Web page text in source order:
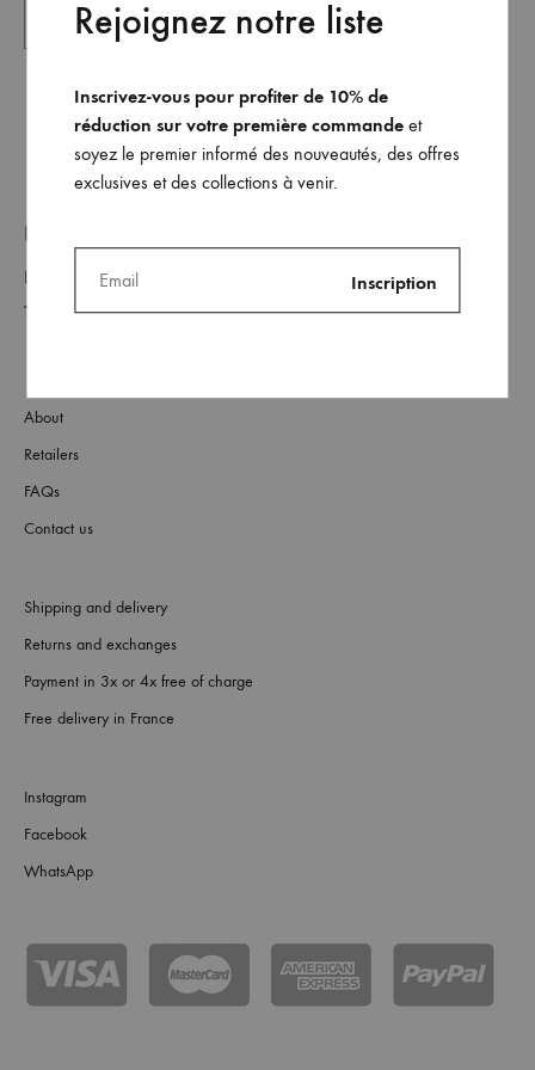
GET ON THE LIST _
About
Retailers
FAQs
Contact us
Shipping and delivery
Returns and exchanges
Payment in 3x or 4x free of charge
Free delivery in France
Instagram
Facebook
WhatsApp
Rejoignez notre liste
Inscrivez-vous pour profiter de 10% de
réduction sur votre première commande et
soyez le premier informé des nouveautés, des offres
exclusives et des collections à venir.